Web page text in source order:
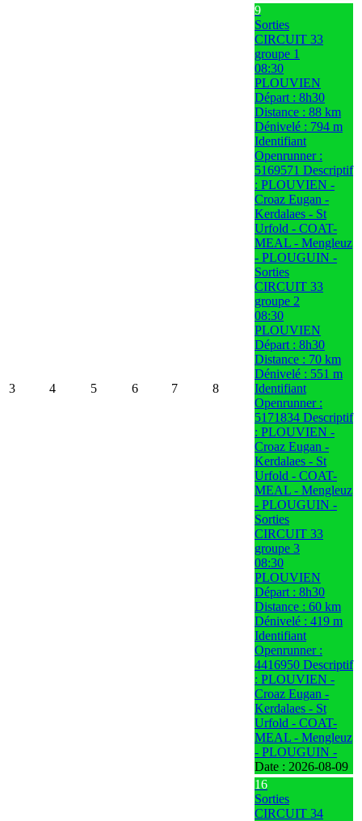
3 4 5 6 7 8
9
Sorties
CIRCUIT 33
groupe 1
08:30
PLOUVIEN
Départ : 8h30
Distance : 88 km
Dénivelé : 794 m
Identifiant
Openrunner :
5169571 Descriptif
: PLOUVIEN -
Croaz Eugan -
Kerdalaes - St
Urfold - COAT-
MEAL - Mengleuz
- PLOUGUIN -
Sorties
CIRCUIT 33
groupe 2
08:30
PLOUVIEN
Départ : 8h30
Distance : 70 km
Dénivelé : 551 m
Identifiant
Openrunner :
5171834 Descriptif
: PLOUVIEN -
Croaz Eugan -
Kerdalaes - St
Urfold - COAT-
MEAL - Mengleuz
- PLOUGUIN -
Sorties
CIRCUIT 33
groupe 3
08:30
PLOUVIEN
Départ : 8h30
Distance : 60 km
Dénivelé : 419 m
Identifiant
Openrunner :
4416950 Descriptif
: PLOUVIEN -
Croaz Eugan -
Kerdalaes - St
Urfold - COAT-
MEAL - Mengleuz
- PLOUGUIN -
Date : 2026-08-09
16
Sorties
CIRCUIT 34